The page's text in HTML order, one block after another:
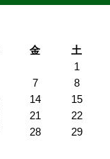
金
土
1
7
8
14
15
21
22
28
29